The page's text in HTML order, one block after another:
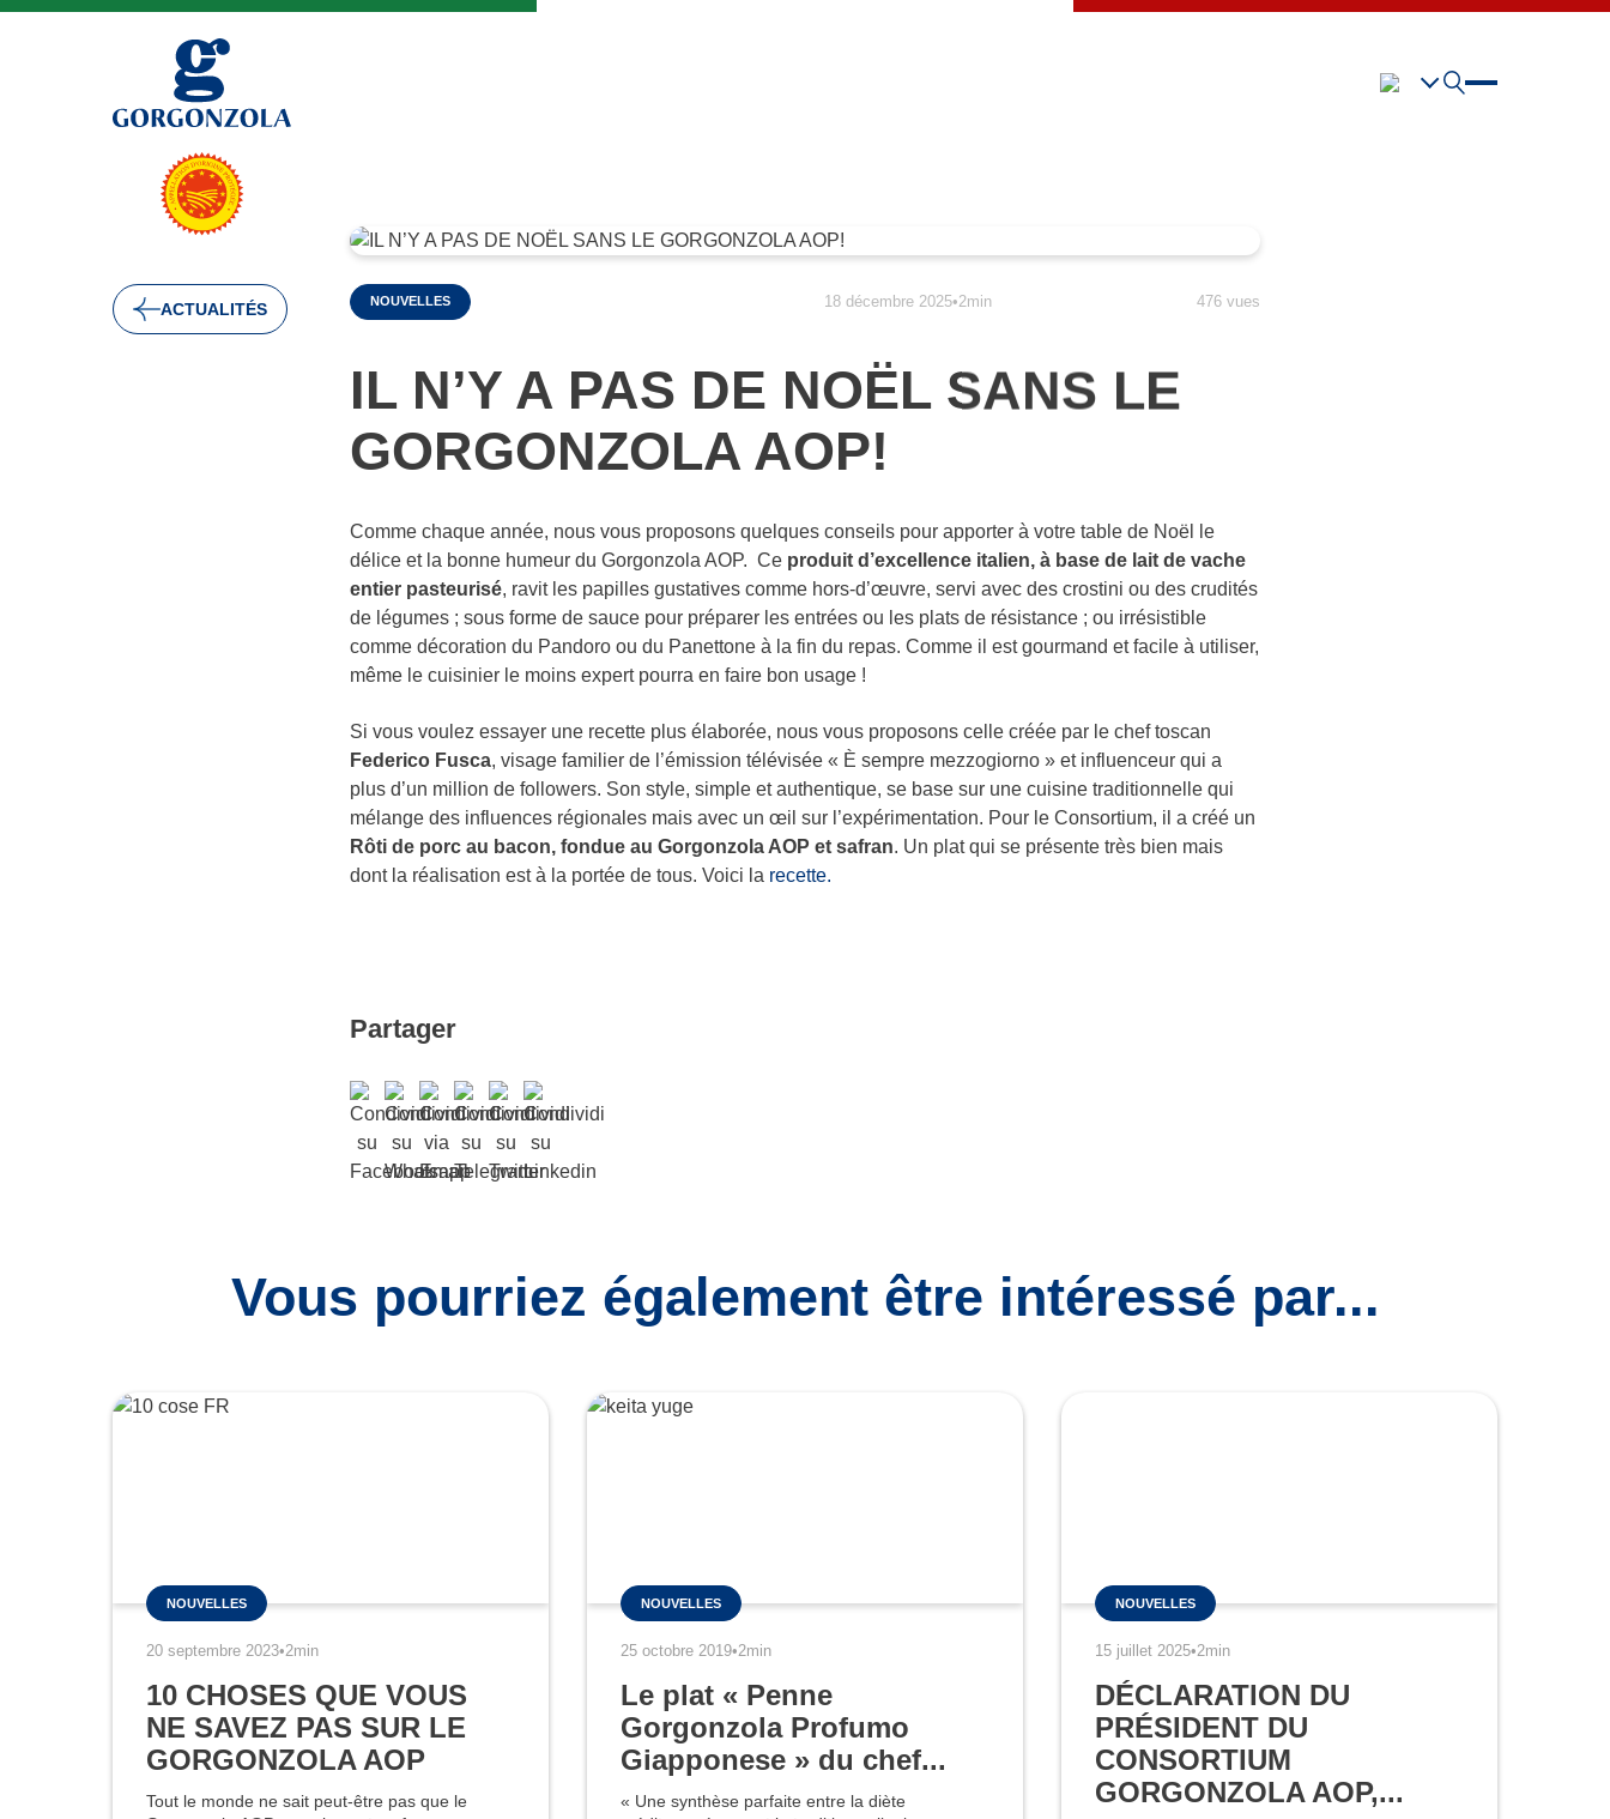
ACTUALITÉS NOUVELLES 18 décembre 2025•2min 476 vues
IL N’Y A PAS DE NOËL SANS LE
GORGONZOLA AOP!
Comme chaque année, nous vous proposons quelques conseils pour apporter à votre table de Noël le
délice et la bonne humeur du Gorgonzola AOP. Ce produit d’excellence italien, à base de lait de vache
entier pasteurisé, ravit les papilles gustatives comme hors-d’œuvre, servi avec des crostini ou des crudités
de légumes ; sous forme de sauce pour préparer les entrées ou les plats de résistance ; ou irrésistible
comme décoration du Pandoro ou du Panettone à la fin du repas. Comme il est gourmand et facile à utiliser,
même le cuisinier le moins expert pourra en faire bon usage !
Si vous voulez essayer une recette plus élaborée, nous vous proposons celle créée par le chef toscan
Federico Fusca, visage familier de l’émission télévisée « È sempre mezzogiorno » et influenceur qui a
plus d’un million de followers. Son style, simple et authentique, se base sur une cuisine traditionnelle qui
mélange des influences régionales mais avec un œil sur l’expérimentation. Pour le Consortium, il a créé un
Rôti de porc au bacon, fondue au Gorgonzola AOP et safran. Un plat qui se présente très bien mais
dont la réalisation est à la portée de tous. Voici la recette.
Partager
Vous pourriez également être intéressé par...
NOUVELLES
20 septembre 2023•2min
10 CHOSES QUE VOUS
NE SAVEZ PAS SUR LE
GORGONZOLA AOP
Tout le monde ne sait peut-être pas que le
NOUVELLES
25 octobre 2019•2min
Le plat « Penne
Gorgonzola Profumo
Giapponese » du chef...
« Une synthèse parfaite entre la diète
NOUVELLES
15 juillet 2025•2min
DÉCLARATION DU
PRÉSIDENT DU
CONSORTIUM
GORGONZOLA AOP,...